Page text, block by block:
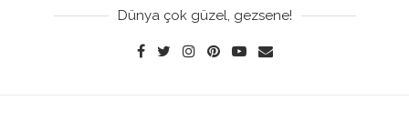
Dünya çok güzel, gezsene!